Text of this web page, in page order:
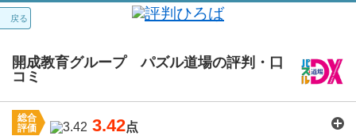
戻る
開成教育グループ パズル道場の評判・口
コミ
総合
評価
3.42点